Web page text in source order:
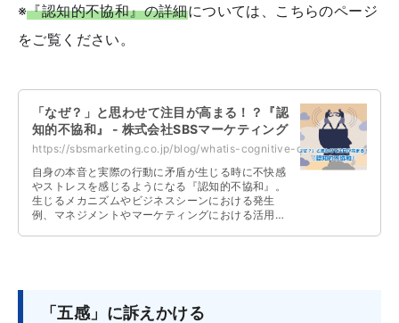
※『認知的不協和』の詳細については、こちらのページ
をご覧ください。
「なぜ？」と思わせて注目が高まる！？『認
知的不協和』 - 株式会社SBSマーケティング
https://sbsmarketing.co.jp/blog/whatis-cognitive-dissonance-2023-09/
自身の本音と実際の行動に矛盾が生じる時に不快感
やストレスを感じるようになる『認知的不協和』。
生じるメカニズムやビジネスシーンにおける発生
例、マネジメントやマーケティングにおける活用例
「五感」に訴えかける